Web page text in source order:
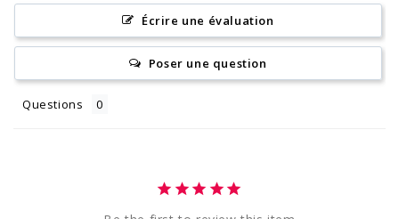
Écrire une évaluation
Poser une question
Questions